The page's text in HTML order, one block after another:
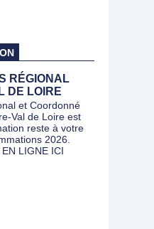
RÉGIONAL
DE LOIRE
et Coordonné
Val de Loire est
reste à votre
2026.
EN LIGNE ICI